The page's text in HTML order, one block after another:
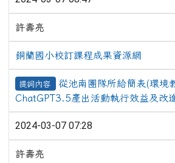
許壽亮
銅蘭國小校訂課程成果資源網
提詞內容
從池南團隊所給簡表(環境
ChatGPT3.5產出活動執行效益及改
2024-03-07 07:28
許壽亮